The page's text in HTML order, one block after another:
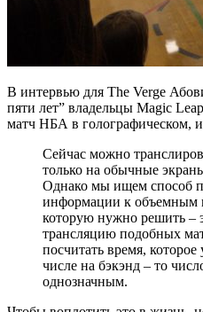
В интервью для The Verge
пяти лет” владельцы Magic
матч НБА в голографическом,
Сейчас можно
только на обычные
Однако мы ищем способ
информации к объемным
которую нужно решить –
трансляцию подобных
посчитать время,
числе на бэкэнд – то
однозначным.